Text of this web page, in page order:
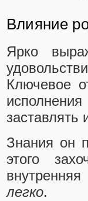
Влияние
Ярко
Ключевое
заставлять
Знания он
этого
легко.